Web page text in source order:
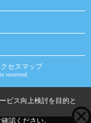
クセスマップ
reserved.
ビス向上検討を目的と
認ください。